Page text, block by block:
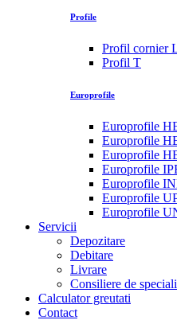
Profile
Profil cornier
Profil T
Europrofile
Europrofile
Europrofile
Europrofile
Europrofile
Europrofile
Europrofile
Europrofile
Servicii
Depozitare
Debitare
Livrare
Consiliere de
Calculator greutati
Contact